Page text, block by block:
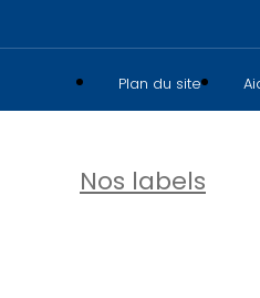
Plan du site
Nos labels